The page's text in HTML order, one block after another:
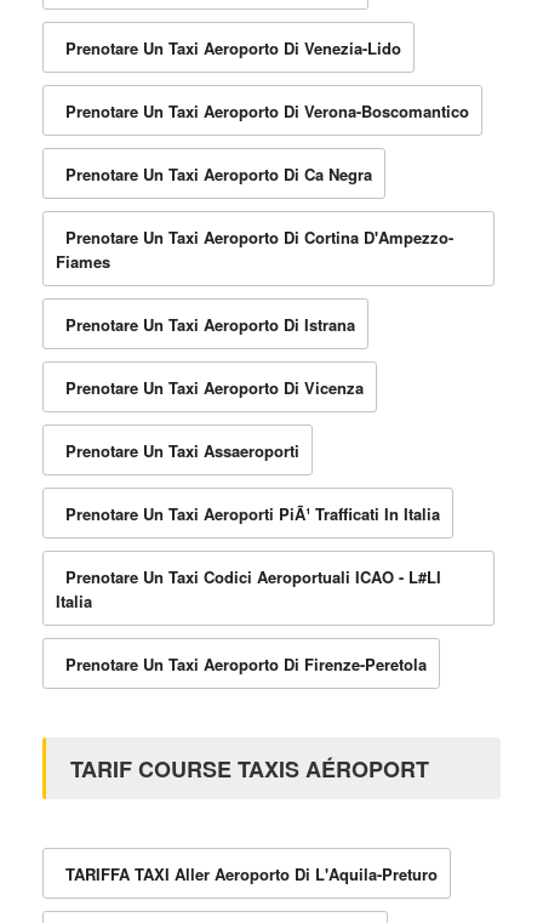
Prenotare Un Taxi Aeroporto Di Venezia-Lido
Prenotare Un Taxi Aeroporto Di Verona-Boscomantico
Prenotare Un Taxi Aeroporto Di Ca Negra
Prenotare Un Taxi Aeroporto Di Cortina D'Ampezzo-
Fiames
Prenotare Un Taxi Aeroporto Di Istrana
Prenotare Un Taxi Aeroporto Di Vicenza
Prenotare Un Taxi Assaeroporti
Prenotare Un Taxi Aeroporti PiÃ¹ Trafficati In Italia
Prenotare Un Taxi Codici Aeroportuali ICAO - L#LI
Italia
Prenotare Un Taxi Aeroporto Di Firenze-Peretola
TARIF COURSE TAXIS AÉROPORT
TARIFFA TAXI Aller Aeroporto Di L'Aquila-Preturo